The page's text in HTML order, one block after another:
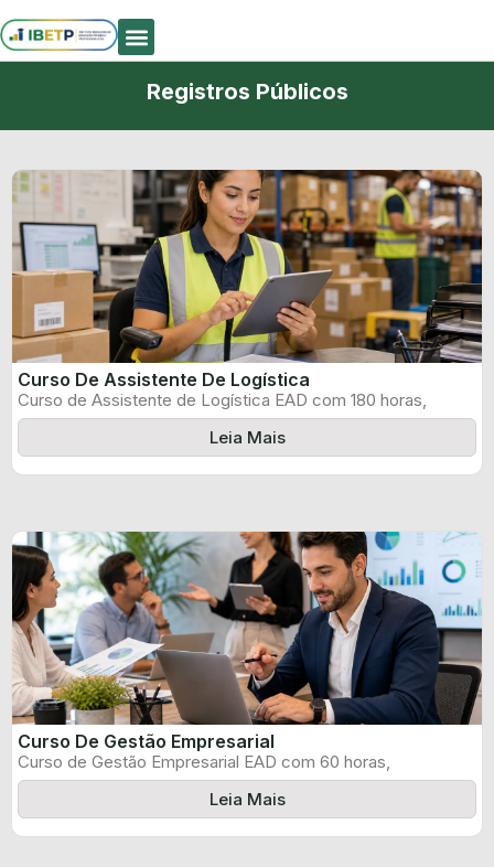
Registros Públicos
Curso De Assistente De Logística
Curso de Assistente de Logística EAD com 180 horas,
certificado informado pelo produtor ...
Leia Mais
Curso De Gestão Empresarial
Curso de Gestão Empresarial EAD com 60 horas,
certificado informado pelo produtor e ...
Leia Mais